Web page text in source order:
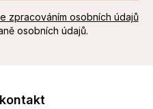
zpracováním osobních údajů
osobních údajů.